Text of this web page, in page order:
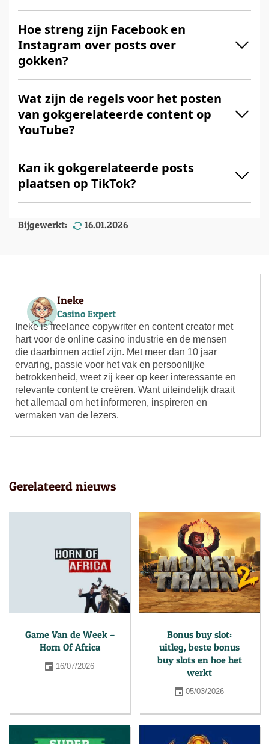
Hoe streng zijn Facebook en
Instagram over posts over
gokken?
Wat zijn de regels voor het posten
van gokgerelateerde content op
YouTube?
Kan ik gokgerelateerde posts
plaatsen op TikTok?
Bijgewerkt: 16.01.2026
Ineke
Casino Expert
Ineke is freelance copywriter en content creator met
hart voor de online casino industrie en de mensen
die daarbinnen actief zijn. Met meer dan 10 jaar
ervaring, passie voor het vak en persoonlijke
betrokkenheid, weet zij keer op keer interessante en
relevante content te creëren. Want uiteindelijk draait
het allemaal om het informeren, inspireren en
vermaken van de lezers.
Gerelateerd nieuws
Game Van de Week –
Horn Of Africa
16/07/2026
Bonus buy slot:
uitleg, beste bonus
buy slots en hoe het
werkt
05/03/2026